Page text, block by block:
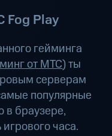
Fog Play
гейминга
от МТС) ты
серверам
популярные
в браузере,
часа.